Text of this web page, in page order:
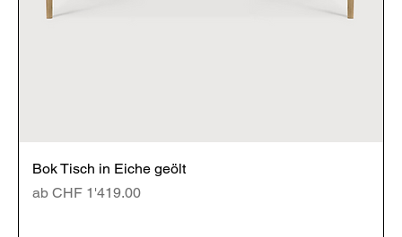
Bok Tisch in Eiche geölt
ab CHF 1'419.00
Sale-Preis